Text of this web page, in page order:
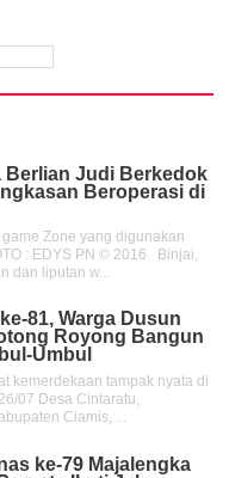
Berlian Judi Berkedok
Beroperasi di
Zone yang digunakan
: EDYS PN © 2016 Binjai,
dan liputan w...
81, Warga Dusun
Royong Bangun
Umbul
kemerdekaan tampak nyata di
07 Desa Cintaratu,
Ciamis, ...
ke-79 Majalengka